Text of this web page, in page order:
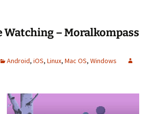
Watching – Moralkompass
Android, iOS, Linux, Mac OS, Windows